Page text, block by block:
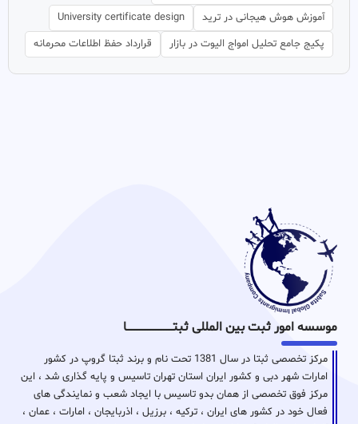
آموزش هوش هیجانی در ترید
University certificate design
پکیج جامع تحلیل امواج الیوت در بازار
قرارداد حفظ اطلاعات محرمانه
موسسه امور ثبت بین المللی ثبتـــــــــــــــــــــــــــــا
مرکز تخصصی ثبتا در سال 1381 تحت نام و برند ثبتا گروپ در کشور
امارات شهر دبی و کشور ایران استان تهران تاسیس و پایه گذاری شد ، این
مرکز فوق تخصصی از همان بدو تاسیس با ایجاد شعب و نمایندگی های
فعال خود در کشور های ایران ، ترکیه ، برزیل ، اذربایجان ، امارات ، عمان ،